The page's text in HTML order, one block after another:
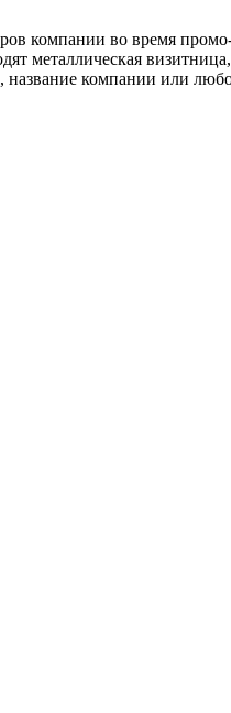
компании во время
металлическая
компании или